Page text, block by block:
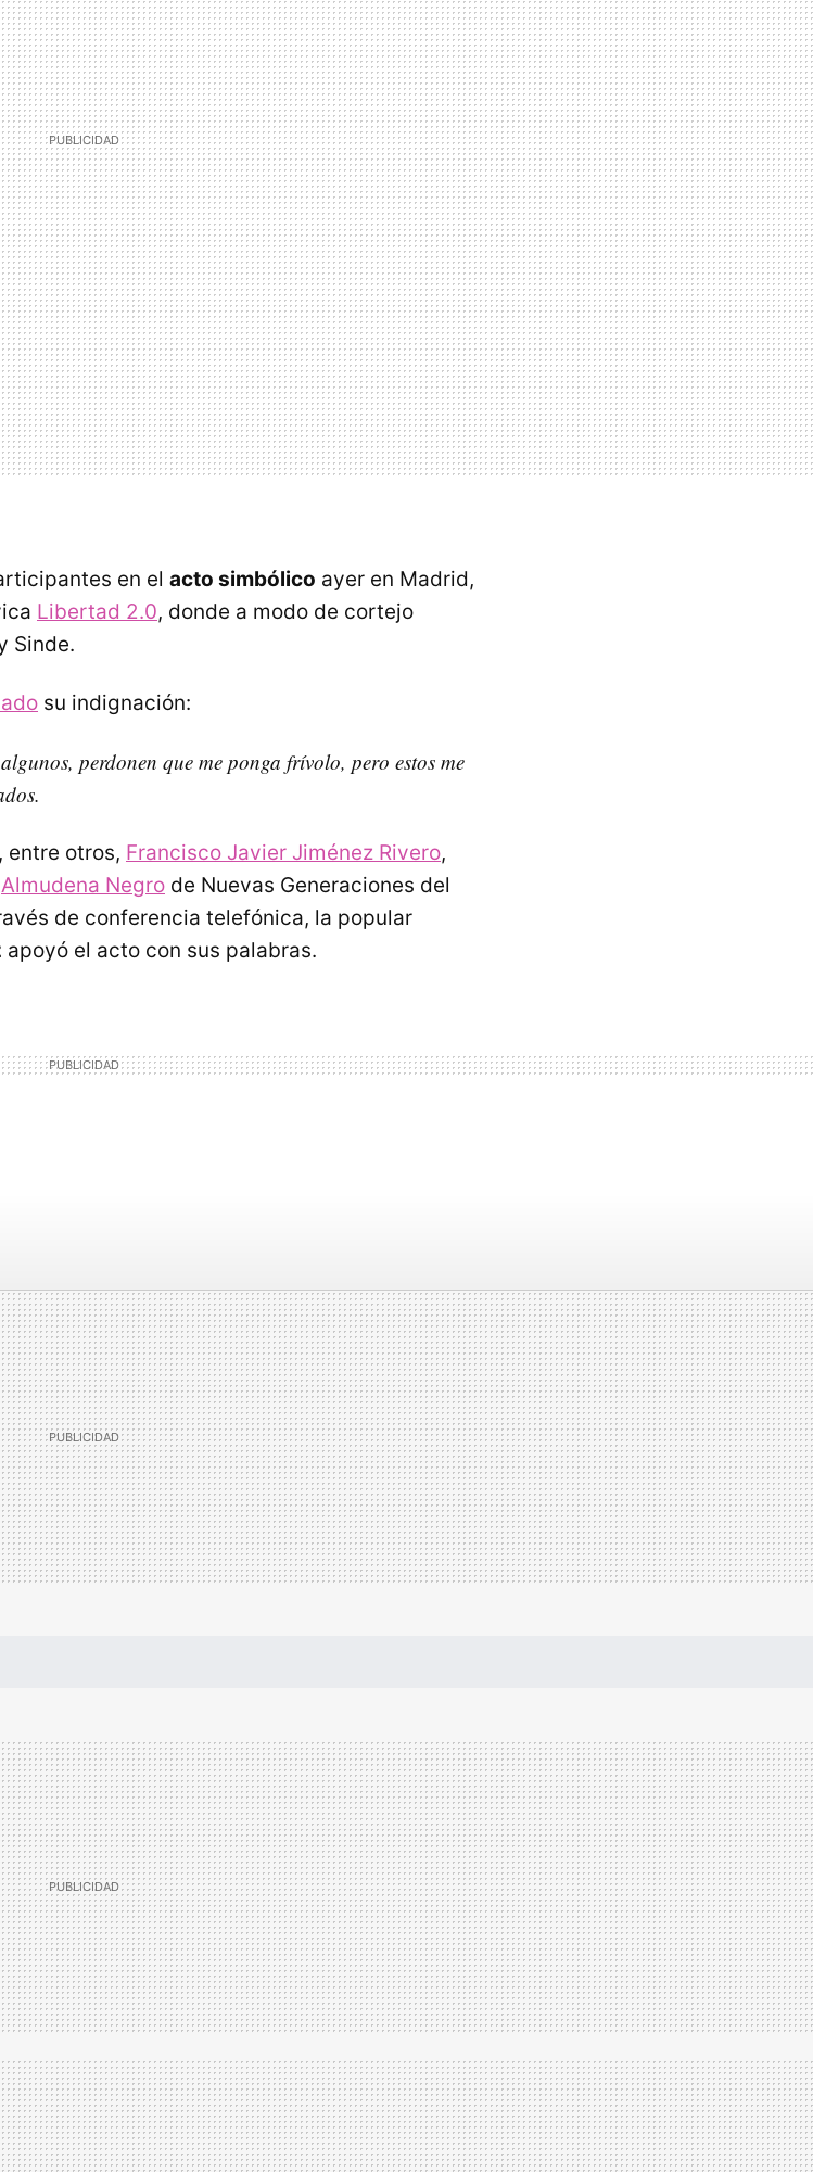
en el acto simbólico ayer en Madrid,
Libertad 2.0, donde a modo de cortejo
Sinde.
su indignación:
perdonen que me ponga frívolo, pero estos me
entre otros, Francisco Javier Jiménez Rivero,
Almudena Negro de Nuevas Generaciones del
de conferencia telefónica, la popular
apoyó el acto con sus palabras.